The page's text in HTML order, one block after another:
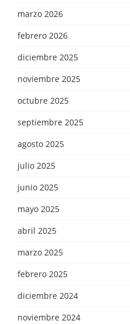
marzo 2026
febrero 2026
diciembre 2025
noviembre 2025
octubre 2025
septiembre 2025
agosto 2025
julio 2025
junio 2025
mayo 2025
abril 2025
marzo 2025
febrero 2025
diciembre 2024
noviembre 2024